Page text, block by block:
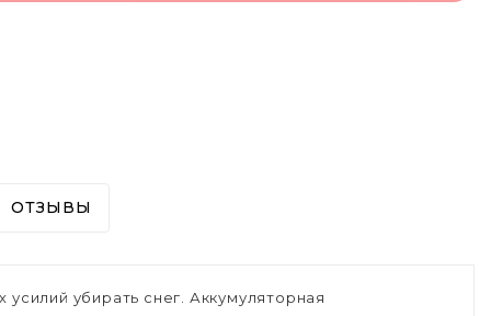
ОТЗЫВЫ
убирать снег. Аккумуляторная